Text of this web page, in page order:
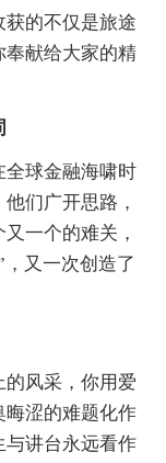
的不仅是旅途
奉献给大家的精
全球金融海啸时
们广开思路，
一个的难关，
又一次创造了
风采，你用爱
晦涩的难题化作
与讲台永远看作